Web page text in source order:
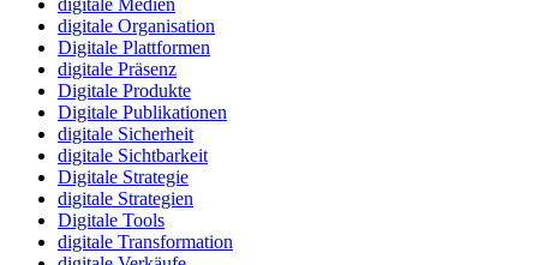
digitale Organisation
Digitale Plattformen
digitale Präsenz
Digitale Produkte
Digitale Publikationen
digitale Sicherheit
digitale Sichtbarkeit
Digitale Strategie
digitale Strategien
Digitale Tools
digitale Transformation